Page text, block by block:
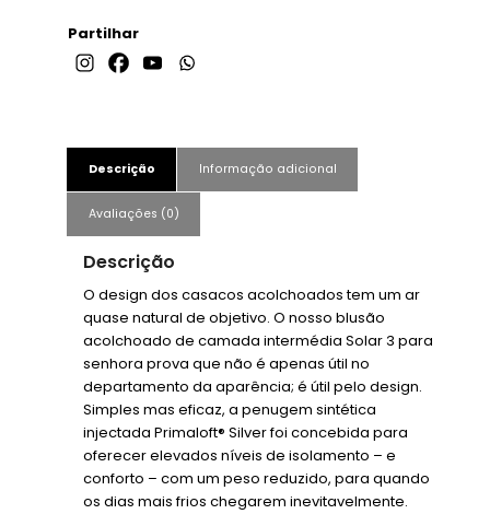
Partilhar
Descrição Informação adicional
Avaliações (0)
Descrição
O design dos casacos acolchoados tem um ar
quase natural de objetivo. O nosso blusão
acolchoado de camada intermédia Solar 3 para
senhora prova que não é apenas útil no
departamento da aparência; é útil pelo design.
Simples mas eficaz, a penugem sintética
injectada Primaloft® Silver foi concebida para
oferecer elevados níveis de isolamento – e
conforto – com um peso reduzido, para quando
os dias mais frios chegarem inevitavelmente.